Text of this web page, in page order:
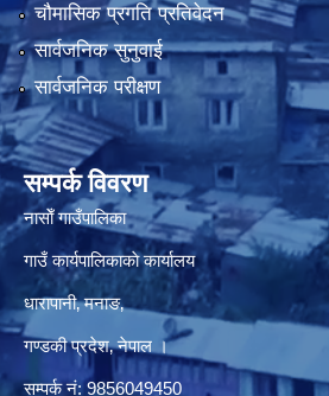
चौमासिक प्रगति प्रतिवेदन
सार्वजनिक सुनुवाई
सार्वजनिक परीक्षण
सम्पर्क विवरण
नासाेँ गाउँपालिका
गाउँ कार्यपालिकाकाे कार्यालय
धारापानी‚ मनाङ‚
गण्डकी प्रदेश‚ नेपाल ।
सम्पर्क न‌ं‍: 9856049450